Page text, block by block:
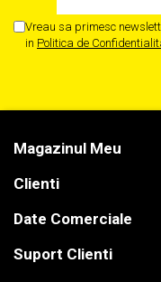
Vreau sa primesc
in Politica de
Magazinul Meu
Clienti
Date Comerciale
Suport Clienti